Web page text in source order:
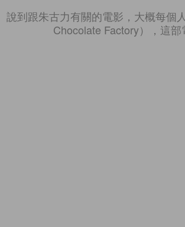
說到跟朱古力有關的電影，大概每個
Chocolate Factory），這